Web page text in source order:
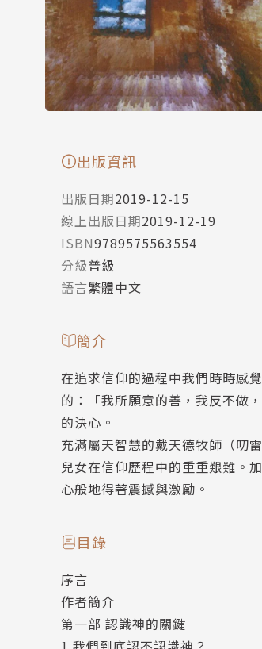
出版資訊
出版日期2019-12-15
線上出版日期2019-12-19
ISBN9789575563554
分級普級
語言繁體中文
簡介
在追求信仰的過程中我們時時感
的：「我所願意的善，我反不做
的決心。
充滿屬天智慧的戴天德牧師（叨
兒女在信仰歷程中的重重艱難。
心般地得著震撼與激勵。
目錄
序言
作者簡介
第一部 認識神的關鍵